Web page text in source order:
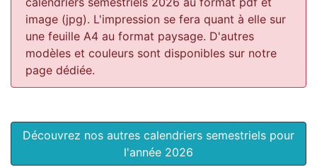
image (jpg). L'impression se fera quant à elle sur
une feuille A4 au format paysage. D'autres
modèles et couleurs sont disponibles sur notre
page dédiée.
Découvrez nos autres calendriers semestriels pour
l'année 2026